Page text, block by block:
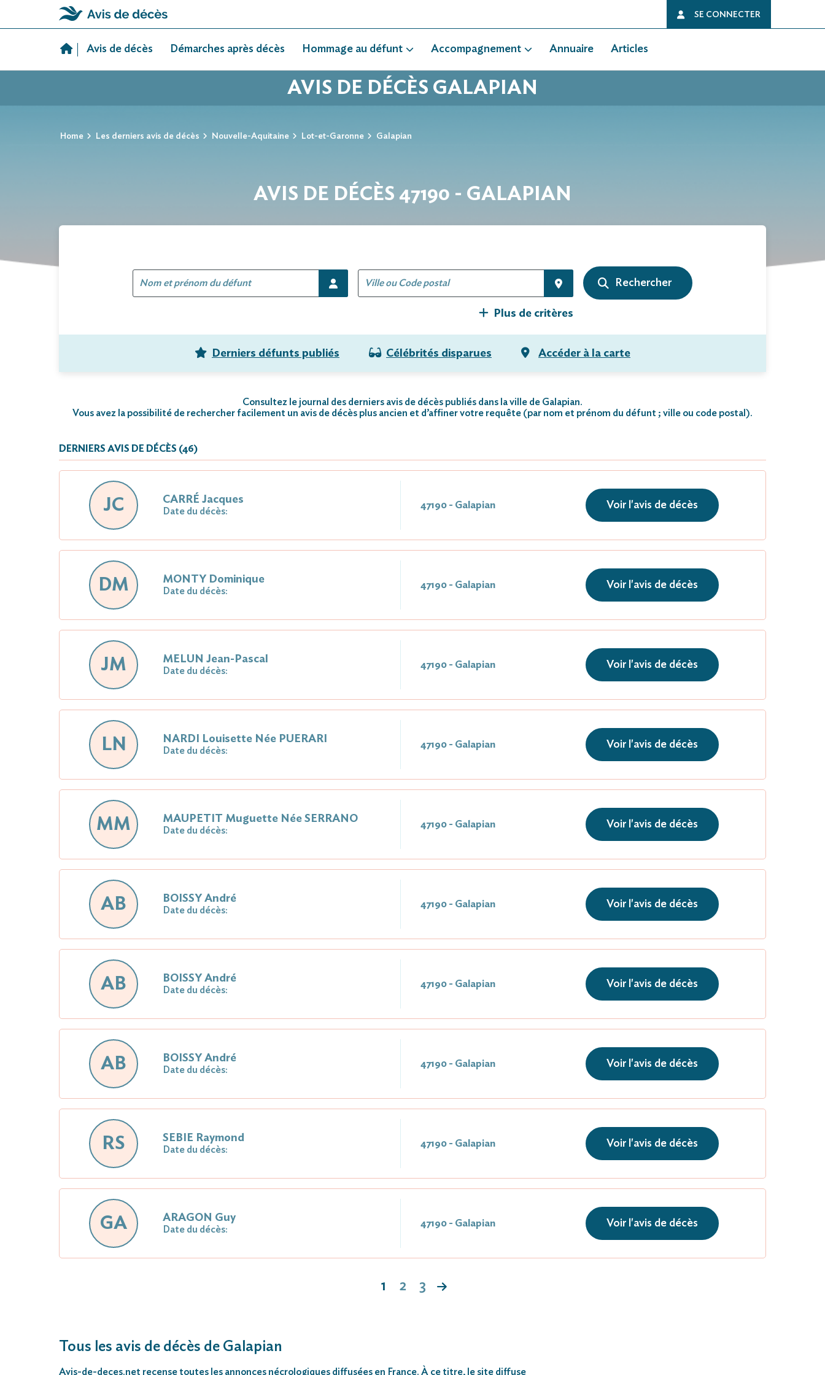
SE CONNECTER
Avis de décès Démarches après décès Hommage au défunt Accompagnement Annuaire Articles
AVIS DE DÉCÈS GALAPIAN
Home Les derniers avis de décès Nouvelle-Aquitaine Lot-et-Garonne Galapian
AVIS DE DÉCÈS 47190 - GALAPIAN
Plus de critères
Derniers défunts publiés Célébrités disparues Accéder à la carte
Consultez le journal des derniers avis de décès publiés dans la ville de Galapian.
Vous avez la possibilité de rechercher facilement un avis de décès plus ancien et d’affiner votre requête (par nom et prénom du défunt ; ville ou code postal).
DERNIERS AVIS DE DÉCÈS (46)
JC CARRÉ Jacques
Date du décès:
47190 - Galapian Voir l'avis de décès
DM MONTY Domi­nique
Date du décès:
47190 - Galapian Voir l'avis de décès
JM MELUN Jean-Pascal
Date du décès:
47190 - Galapian Voir l'avis de décès
LN NARDI Loui­sette Née PUERARI
Date du décès:
47190 - Galapian Voir l'avis de décès
MM MAUPETIT Muguette Née SERRANO
Date du décès:
47190 - Galapian Voir l'avis de décès
AB BOISSY André
Date du décès:
47190 - Galapian Voir l'avis de décès
AB BOISSY André
Date du décès:
47190 - Galapian Voir l'avis de décès
AB BOISSY André
Date du décès:
47190 - Galapian Voir l'avis de décès
RS SEBIE Raymond
Date du décès:
47190 - Galapian Voir l'avis de décès
GA ARAGON Guy
Date du décès:
47190 - Galapian Voir l'avis de décès
1 2 3
Tous les avis de décès de Galapian
Avis-de-deces.net recense toutes les annonces nécrologiques diffusées en France. À ce titre, le site diffuse